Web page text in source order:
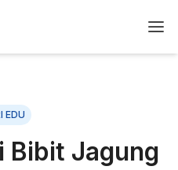
EDU
Bibit Jagung